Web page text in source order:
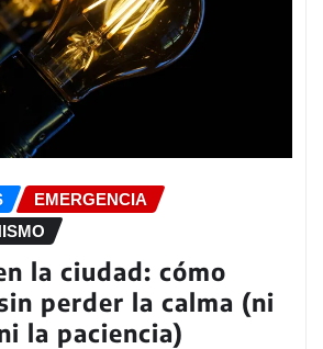
EMERGENCIA
la ciudad: cómo
perder la calma (ni
la paciencia)